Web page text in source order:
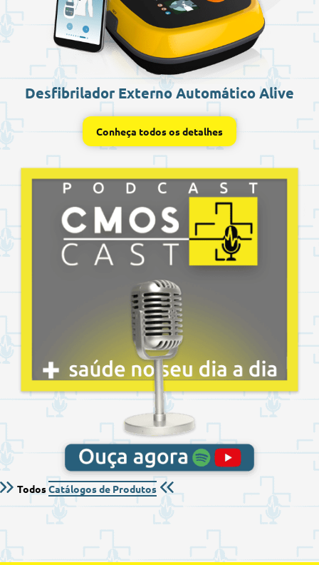
Desfibrilador Externo Automático Alive
Conheça todos os detalhes
TodosCatálogos de Produtos